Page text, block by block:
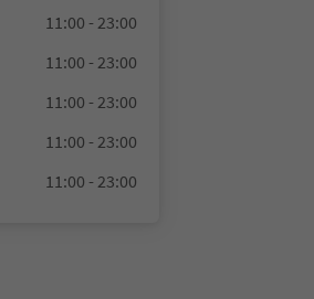
11:00 - 23:00
11:00 - 23:00
11:00 - 23:00
11:00 - 23:00
11:00 - 23:00